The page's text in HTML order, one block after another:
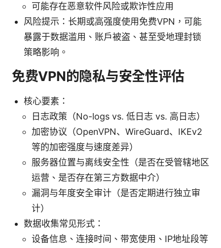
可能存在恶意软件风险或欺诈性应用
风险提示：长期或高强度使用免费VPN，可能
暴露于数据滥用、账户被盗、甚至受地理封锁
策略影响。
免费VPN的隐私与安全性评估
核心要素：
日志政策（No-logs vs. 低日志 vs. 高日志）
加密协议（OpenVPN、WireGuard、IKEv2
等的加密强度与速度差异）
服务器位置与离线安全性（是否在受管辖地区
运营、是否存在第三方数据中介）
漏洞与年度安全审计（是否定期进行独立审
计）
数据收集常见形式：
设备信息、连接时间、带宽使用、IP地址段等